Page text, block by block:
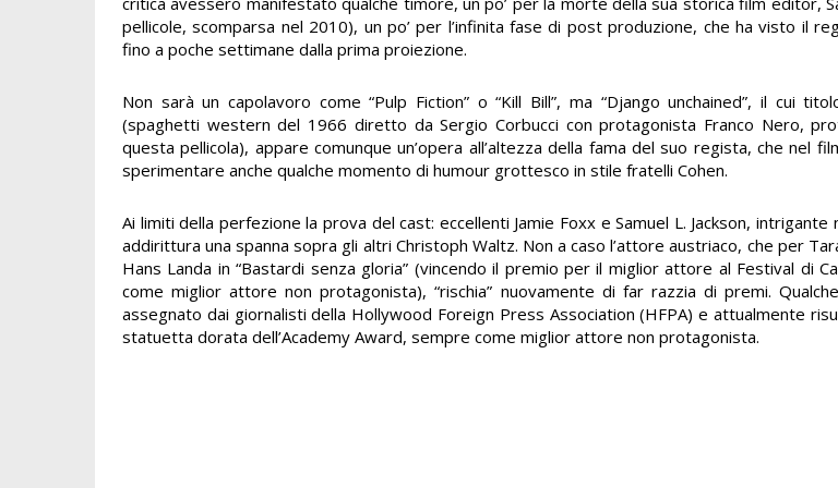
pellicole, scomparsa nel 2010), un po’ per l’infinita fase di post produzione, che ha visto il
fino a poche settimane dalla prima proiezione.
Non sarà un capolavoro come “Pulp Fiction” o “Kill Bill”, ma “Django unchained”, il cui
(spaghetti western del 1966 diretto da Sergio Corbucci con protagonista Franco Nero,
questa pellicola), appare comunque un’opera all’altezza della fama del suo regista, che nel
sperimentare anche qualche momento di humour grottesco in stile fratelli Cohen.
Ai limiti della perfezione la prova del cast: eccellenti Jamie Foxx e Samuel L. Jackson,
addirittura una spanna sopra gli altri Christoph Waltz. Non a caso l’attore austriaco, che per
Hans Landa in “Bastardi senza gloria” (vincendo il premio per il miglior attore al Festival di
come miglior attore non protagonista), “rischia” nuovamente di far razzia di premi.
assegnato dai giornalisti della Hollywood Foreign Press Association (HFPA) e attualmente
statuetta dorata dell’Academy Award, sempre come miglior attore non protagonista.